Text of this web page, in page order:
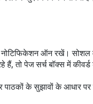
ऑन रखें। सोशल
तो पेज सर्च बॉक्स में
के सुझावों के आधार